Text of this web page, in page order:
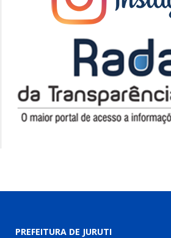
PREFEITURA DE JURUTI